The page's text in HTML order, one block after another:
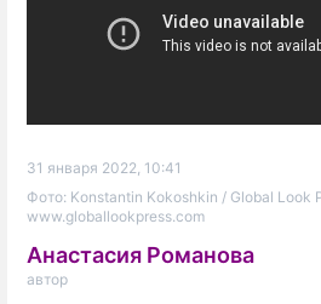
31 января 2022, 10:41
Фото: Konstantin Kokoshkin / Global Look
www.globallookpress.com
Анастасия Романова
автор